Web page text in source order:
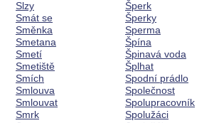
Slzy
Smát se
Směnka
Smetana
Smetí
Smetiště
Smích
Smlouva
Smlouvat
Smrk
Šperk
Šperky
Sperma
Špína
Špinavá voda
Šplhat
Spodní prádlo
Společnost
Spolupracovník
Spolužáci